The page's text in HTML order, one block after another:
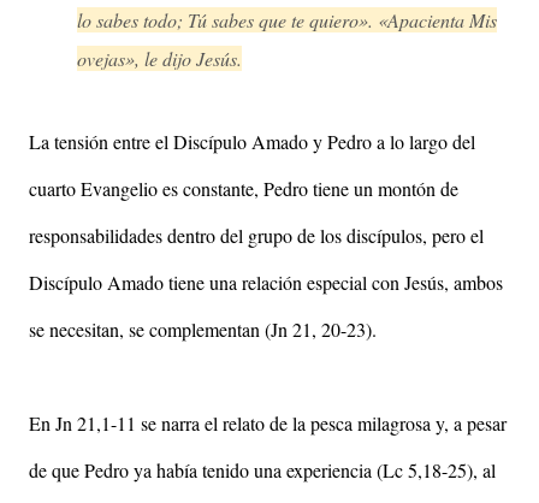
lo sabes todo; Tú sabes que te quiero». «Apacienta Mis
ovejas», le dijo Jesús.
La tensión entre el Discípulo Amado y Pedro a lo largo del
cuarto Evangelio es constante, Pedro tiene un montón de
responsabilidades dentro del grupo de los discípulos, pero el
Discípulo Amado tiene una relación especial con Jesús, ambos
se necesitan, se complementan (Jn 21, 20-23).
En Jn 21,1-11 se narra el relato de la pesca milagrosa y, a pesar
de que Pedro ya había tenido una experiencia (Lc 5,18-25), al